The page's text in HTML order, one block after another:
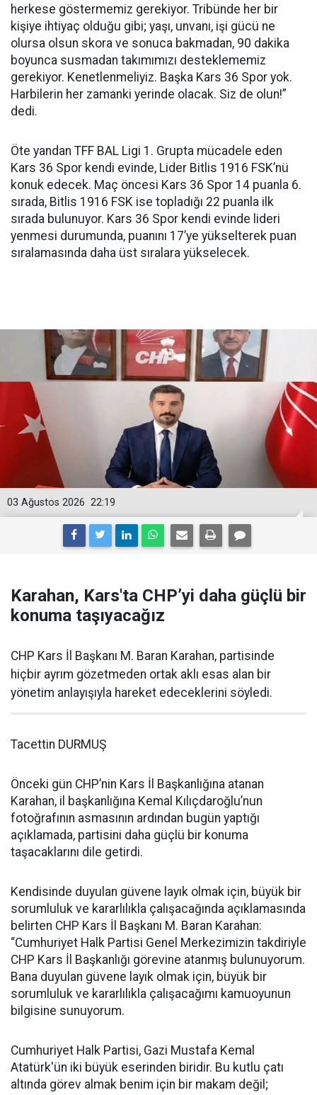
herkese göstermemiz gerekiyor. Tribünde her bir
kişiye ihtiyaç olduğu gibi; yaşı, unvanı, işi gücü ne
olursa olsun skora ve sonuca bakmadan, 90 dakika
boyunca susmadan takımımızı desteklememiz
gerekiyor. Kenetlenmeliyiz. Başka Kars 36 Spor yok.
Harbilerin her zamanki yerinde olacak. Siz de olun!”
dedi.
Öte yandan TFF BAL Ligi 1. Grupta mücadele eden
Kars 36 Spor kendi evinde, Lider Bitlis 1916 FSK’nü
konuk edecek. Maç öncesi Kars 36 Spor 14 puanla 6.
sırada, Bitlis 1916 FSK ise topladığı 22 puanla ilk
sırada bulunuyor. Kars 36 Spor kendi evinde lideri
yenmesi durumunda, puanını 17’ye yükselterek puan
sıralamasında daha üst sıralara yükselecek.
22:19
03 Ağustos 2026
Karahan, Kars'ta CHP’yi daha güçlü bir
konuma taşıyacağız
CHP Kars İl Başkanı M. Baran Karahan, partisinde
hiçbir ayrım gözetmeden ortak aklı esas alan bir
yönetim anlayışıyla hareket edeceklerini söyledi.
Tacettin DURMUŞ
Önceki gün CHP’nin Kars İl Başkanlığına atanan
Karahan, il başkanlığına Kemal Kılıçdaroğlu’nun
fotoğrafının asmasının ardından bugün yaptığı
açıklamada, partisini daha güçlü bir konuma
taşacaklarını dile getirdi.
Kendisinde duyulan güvene layık olmak için, büyük bir
sorumluluk ve kararlılıkla çalışacağında açıklamasında
belirten CHP Kars İl Başkanı M. Baran Karahan:
“Cumhuriyet Halk Partisi Genel Merkezimizin takdiriyle
CHP Kars İl Başkanlığı görevine atanmış bulunuyorum.
Bana duyulan güvene layık olmak için, büyük bir
sorumluluk ve kararlılıkla çalışacağımı kamuoyunun
bilgisine sunuyorum.
Cumhuriyet Halk Partisi, Gazi Mustafa Kemal
Atatürk'ün iki büyük eserinden biridir. Bu kutlu çatı
altında görev almak benim için bir makam değil;